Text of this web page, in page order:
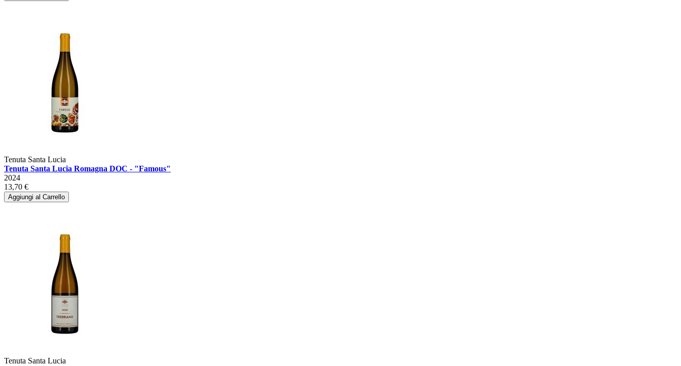
Tenuta Santa Lucia
Tenuta Santa Lucia Romagna DOC - "Famous"
2024
13,70 €
Aggiungi al Carrello
Tenuta Santa Lucia